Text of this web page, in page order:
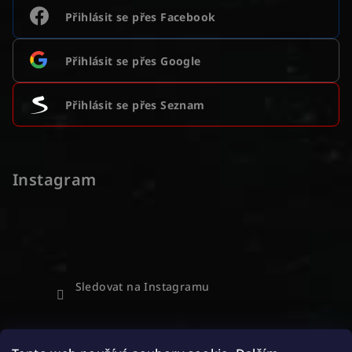
Přihlásit se přes Facebook
Přihlásit se přes Google
Přihlásit se přes Seznam
Instagram
Sledovat na Instagramu